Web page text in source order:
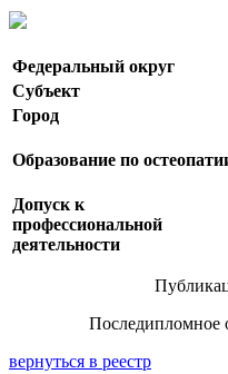
Федеральный округ
Субъект
Город
Образование по
Допуск к
профессиональной
деятельности
Последипломное
вернуться в реестр